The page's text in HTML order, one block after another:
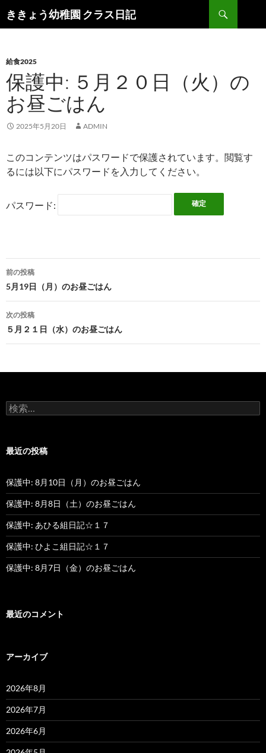
ききょう幼稚園 クラス日記
索
ン
ツ
へ
ス
キ
ッ
給食2025
保護中: ５月２０日（火）の
お昼ごはん
2025年5月20日 ADMIN
このコンテンツはパスワードで保護されています。閲覧す
るには以下にパスワードを入力してください。
パスワード:
投
稿
ナ
ゲ
シ
ン
前の投稿
5月19日（月）のお昼ごはん
次の投稿
５月２１日（水）のお昼ごはん
検
索
最近の投稿
保護中: 8月10日（月）のお昼ごはん
保護中: 8月8日（土）のお昼ごはん
保護中: あひる組日記☆１７
保護中: ひよこ組日記☆１７
保護中: 8月7日（金）のお昼ごはん
最近のコメント
アーカイブ
2026年8月
2026年7月
2026年6月